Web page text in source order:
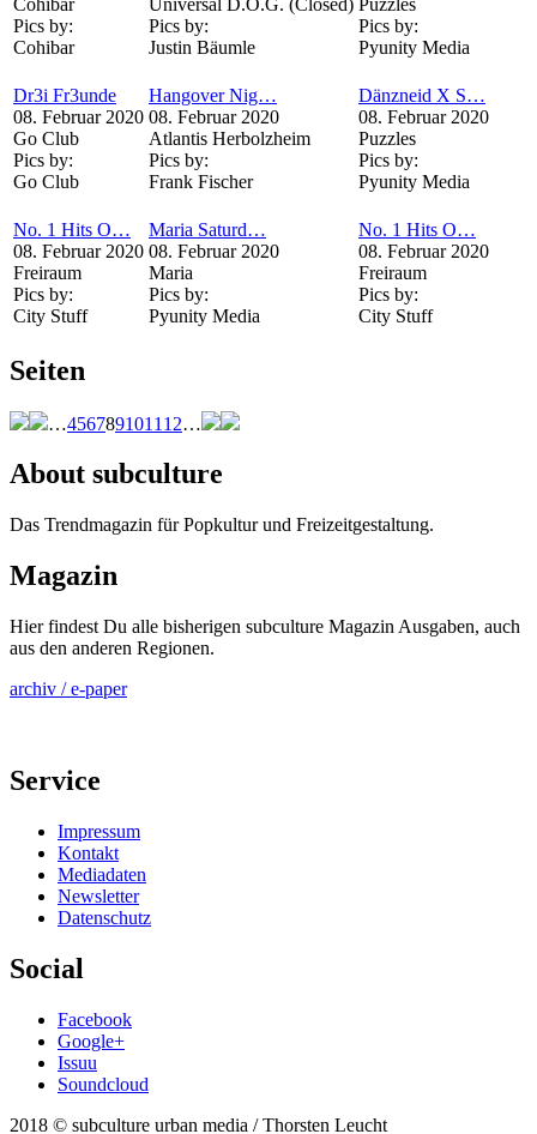
Pics by:
Cohibar
Pics by:
Justin Bäumle
Pics by:
Pyunity Media
Dr3i Fr3unde
08. Februar 2020
Go Club
Pics by:
Go Club
Hangover Nig…
08. Februar 2020
Atlantis Herbolzheim
Pics by:
Frank Fischer
Dänzneid X S…
08. Februar 2020
Puzzles
Pics by:
Pyunity Media
No. 1 Hits O…
08. Februar 2020
Freiraum
Pics by:
City Stuff
Maria Saturd…
08. Februar 2020
Maria
Pics by:
Pyunity Media
No. 1 Hits O…
08. Februar 2020
Freiraum
Pics by:
City Stuff
Seiten
…4567891011 12…
About subculture
Das Trendmagazin für Popkultur und Freizeitgestaltung.
Magazin
Hier findest Du alle bisherigen subculture Magazin Ausgaben, auch
aus den anderen Regionen.
archiv / e-paper
Service
Impressum
Kontakt
Mediadaten
Newsletter
Datenschutz
Social
Facebook
Google+
Issuu
Soundcloud
2018 © subculture urban media / Thorsten Leucht